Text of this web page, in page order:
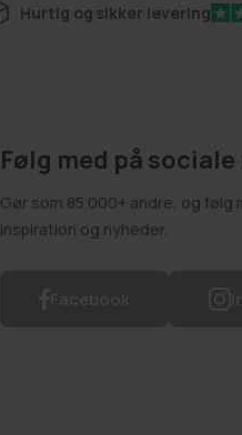
Hurtig og sikker levering
Følg med på
Gør som 85.000+ andre, og følg
inspiration og nyheder.